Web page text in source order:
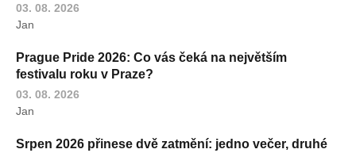
03. 08. 2026
Jan
Prague Pride 2026: Co vás čeká na největším
festivalu roku v Praze?
03. 08. 2026
Jan
Srpen 2026 přinese dvě zatmění: jedno večer, druhé